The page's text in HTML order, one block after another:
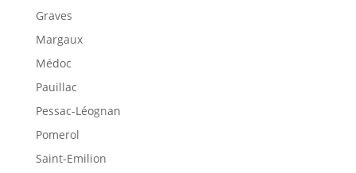
Graves
Margaux
Médoc
Pauillac
Pessac-Léognan
Pomerol
Saint-Emilion